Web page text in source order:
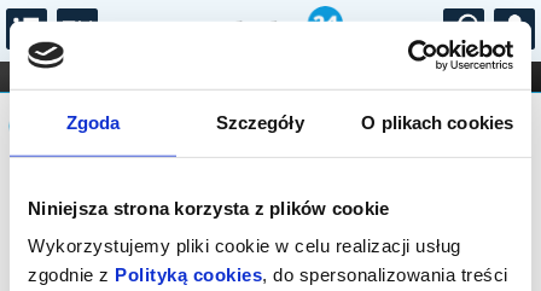
Zgoda Szczegóły O plikach cookies
Niniejsza strona korzysta z plików cookie
Wykorzystujemy pliki cookie w celu realizacji usług
zgodnie z Polityką cookies, do spersonalizowania treści
...
FILHARMONIA OPERA I BALET
STAND-UP
DLA DZIECI
Komunikat
Sprzedaż on-line została zakończona,
sprawdź dostępność biletów w kasie.